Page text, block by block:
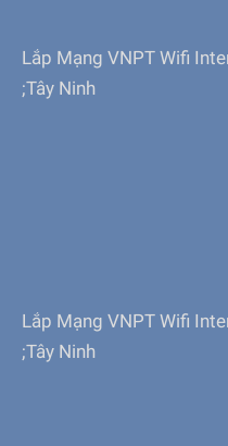
Lắp Mạng VNPT Wifi
;Tây Ninh
Lắp Mạng VNPT Wifi
;Tây Ninh